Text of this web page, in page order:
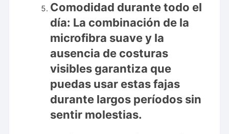
Comodidad durante todo el
día: La combinación de la
microfibra suave y la
ausencia de costuras
visibles garantiza que
puedas usar estas fajas
durante largos períodos sin
sentir molestias.